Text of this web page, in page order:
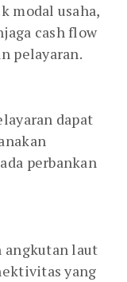
modal usaha,
cash flow
pelayaran.
dapat
perbankan
angkutan laut
yang